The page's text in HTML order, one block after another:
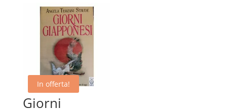
era:
€18,00.
è:
€8,00.
In offerta!
Giorni